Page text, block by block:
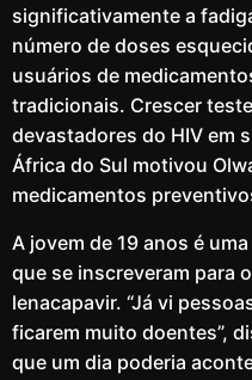
significativamente a
número de doses
usuários de
tradicionais. Crescer
devastadores do HIV em
África do Sul motivou
medicamentos
A jovem de 19 anos é
que se inscreveram para
lenacapavir. “Já vi
ficarem muito doentes”,
que um dia poderia